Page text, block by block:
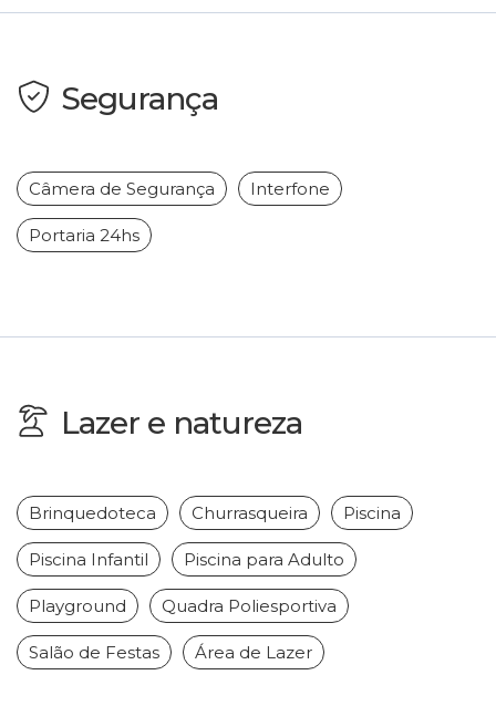
Segurança
Câmera de Segurança Interfone
Portaria 24hs
Lazer e natureza
Brinquedoteca Churrasqueira Piscina
Piscina Infantil Piscina para Adulto
Playground Quadra Poliesportiva
Salão de Festas Área de Lazer